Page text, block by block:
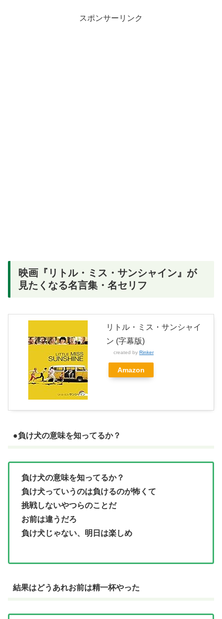
スポンサーリンク
映画『リトル・ミス・サンシャイン』が
見たくなる名言集・名セリフ
リトル・ミス・サンシャイ
ン (字幕版)
created by Rinker
Amazon
●負け犬の意味を知ってるか？
負け犬の意味を知ってるか？
負け犬っていうのは負けるのが怖くて
挑戦しないやつらのことだ
お前は違うだろ
負け犬じゃない、明日は楽しめ
結果はどうあれお前は精一杯やった